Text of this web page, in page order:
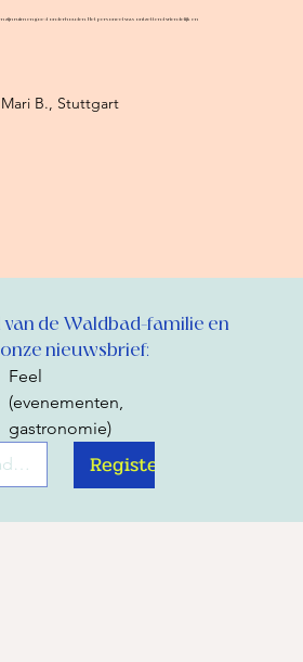
zijn ruim en goed onderhouden. Het personeel was ontzettend vriendelijk en
Mari B., Stuttgart
de Waldbad-familie en
nieuwsbrief:
Feel
(evenementen,
gastronomie)
Register